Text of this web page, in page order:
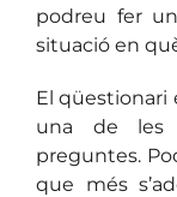
podreu fer
situació en
El qüestionari
una de les
preguntes.
que més